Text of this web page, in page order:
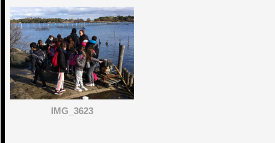
IMG_3623